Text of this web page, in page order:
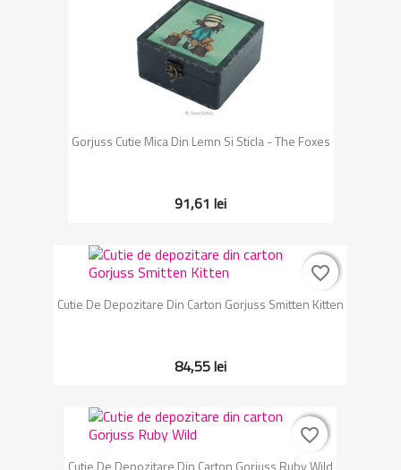
Gorjuss Cutie Mica Din Lemn Si Sticla - The Foxes
91,61 lei
Cutie De Depozitare Din Carton Gorjuss Smitten Kitten
84,55 lei
favorite_border
favorite_border
Cutie De Depozitare Din Carton Gorjuss Ruby Wild
favorite_border
favorite_border